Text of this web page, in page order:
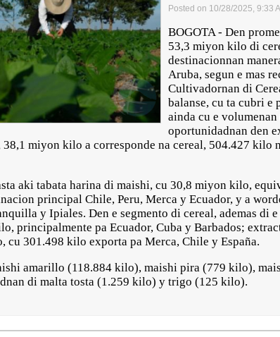
Posted on 10/28/2025, 9:33
BOGOTA - Den
53,3 miyon kilo di
destinacionnan
Aruba, segun e mas
Cultivadornan di
balanse, cu ta cubri e
ainda cu e
oportunidadnan den
miyon kilo a corresponde na cereal, 504.427 kilo
aki tabata harina di maishi, cu 30,8 miyon kilo,
principal Chile, Peru, Merca y Ecuador, y a
y Ipiales. Den e segmento di cereal, ademas di
principalmente pa Ecuador, Cuba y Barbados;
cu 301.498 kilo exporta pa Merca, Chile y España.
amarillo (118.884 kilo), maishi pira (779 kilo),
di malta tosta (1.259 kilo) y trigo (125 kilo).